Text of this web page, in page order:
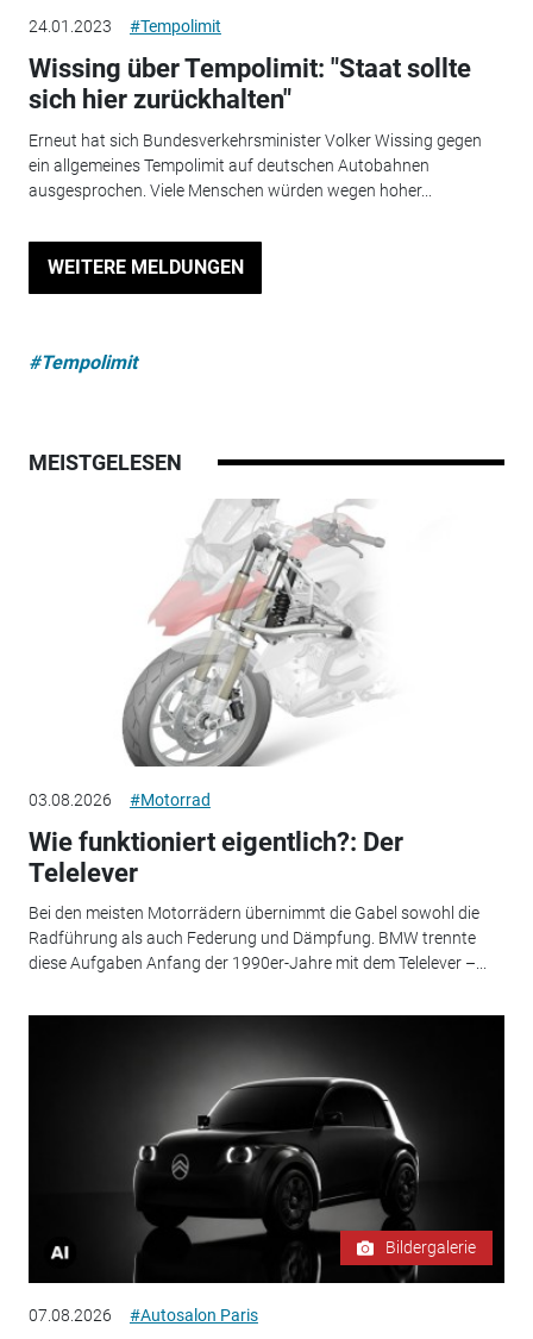
24.01.2023 #Tempolimit
Wissing über Tempolimit: "Staat sollte
sich hier zurückhalten"
Erneut hat sich Bundesverkehrsminister Volker Wissing gegen
ein allgemeines Tempolimit auf deutschen Autobahnen
ausgesprochen. Viele Menschen würden wegen hoher...
WEITERE MELDUNGEN
#Tempolimit
MEISTGELESEN
03.08.2026 #Motorrad
Wie funktioniert eigentlich?: Der
Telelever
Bei den meisten Motorrädern übernimmt die Gabel sowohl die
Radführung als auch Federung und Dämpfung. BMW trennte
diese Aufgaben Anfang der 1990er-Jahre mit dem Telelever –...
Bildergalerie
07.08.2026 #Autosalon Paris